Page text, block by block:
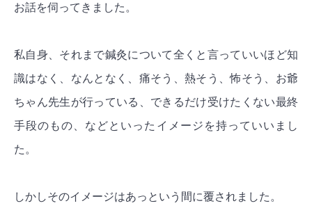
お話を伺ってきました。
私自身、それまで鍼灸について全くと言っていいほど知
識はなく、なんとなく、痛そう、熱そう、怖そう、お爺
ちゃん先生が行っている、できるだけ受けたくない最終
手段のもの、などといったイメージを持っていいまし
た。
しかしそのイメージはあっという間に覆されました。